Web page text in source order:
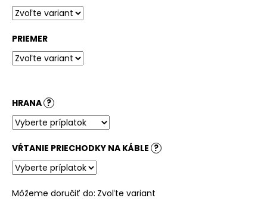
PRIEMER
HRANA ?
VŔTANIE PRIECHODKY NA KÁBLE ?
Môžeme doručiť do: Zvoľte variant
STOLOVÁ
DOSKA
HALIFAX
PRÍRODNÝ
181,07